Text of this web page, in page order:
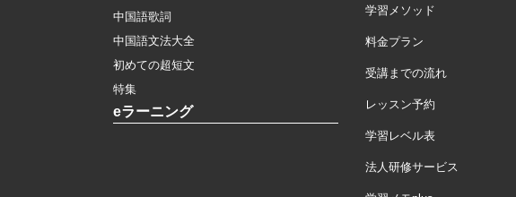
中国語歌詞
中国語文法大全
初めての超短文
特集
eラーニング
学習メソッド
料金プラン
受講までの流れ
レッスン予約
学習レベル表
法人研修サービス